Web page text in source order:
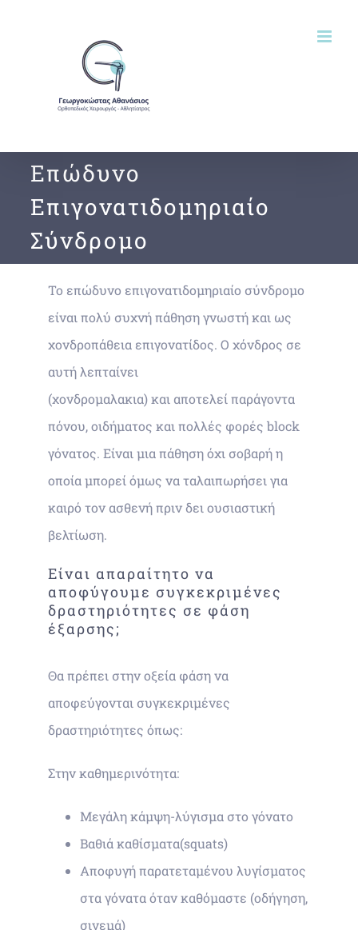
Επώδυνο
Επιγονατιδομηριαίο
Σύνδρομο
Το επώδυνο επιγονατιδομηριαίο σύνδρομο
είναι πολύ συχνή πάθηση γνωστή και ως
χονδροπάθεια επιγονατίδος. Ο χόνδρος σε
αυτή λεπταίνει
(χονδρομαλακια) και αποτελεί παράγοντα
πόνου, οιδήματος και πολλές φορές block
γόνατος. Είναι μια πάθηση όχι σοβαρή η
οποία μπορεί όμως να ταλαιπωρήσει για
καιρό τον ασθενή πριν δει ουσιαστική
βελτίωση.
Είναι απαραίτητο να
αποφύγουμε συγκεκριμένες
δραστηριότητες σε φάση
έξαρσης;
Θα πρέπει στην οξεία φάση να
αποφεύγονται συγκεκριμένες
δραστηριότητες όπως:
Στην καθημερινότητα:
Μεγάλη κάμψη-λύγισμα στο γόνατο
Βαθιά καθίσματα(squats)
Αποφυγή παρατεταμένου λυγίσματος
στα γόνατα όταν καθόμαστε (οδήγηση,
σινεμά)